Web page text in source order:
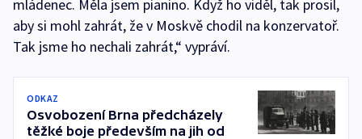
mládenec. Měla jsem pianino. Když ho viděl, tak prosil,
aby si mohl zahrát, že v Moskvě chodil na konzervatoř.
Tak jsme ho nechali zahrát,“ vypráví.
ODKAZ
Osvobození Brna předcházely
těžké boje především na jih od